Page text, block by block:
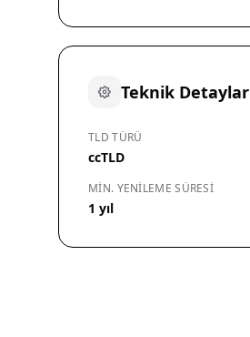
Teknik Detaylar
TLD TÜRÜ
ccTLD
MIN. YENILEME SÜRESI
1 yıl